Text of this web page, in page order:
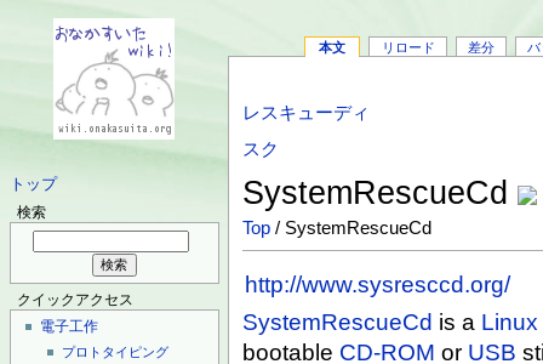
トップ
検索
クイックアクセス
電子工作
プロトタイピング
本文 リロード 差分 バ
レスキューディ
スク
SystemRescueCd
Top / SystemRescueCd
http://www.sysresccd.org/
SystemRescueCd is a Linux
bootable CD-ROM or USB